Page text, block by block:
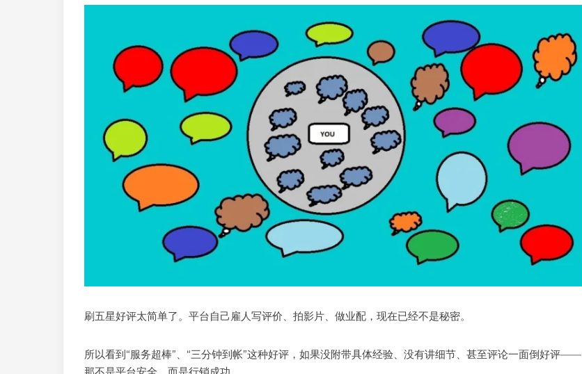
刷五星好评太简单了。平台自己雇人写评价、拍影片、做业配，现在已经不是秘密。
所以看到“服务超棒”、“三分钟到帐”这种好评，如果没附带具体经验、没有讲细节、甚至评论一面倒好评——